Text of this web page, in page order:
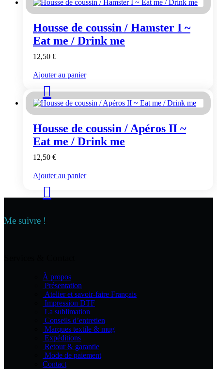
variations.
options
peuvent
être
Housse de coussin / Hamster I ~
Eat me / Drink me
12,50 €
Ajouter au panier
Housse de coussin / Apéros II ~
Eat me / Drink me
12,50 €
Ajouter au panier
Me suivre !
À propos
Présentation
Atelier et savoir-faire Français
Impression DTF
La sublimation
Conseils d’entretien
Marques textile & mug
Expéditions
Retour & garantie
Mode de paiement
Contact